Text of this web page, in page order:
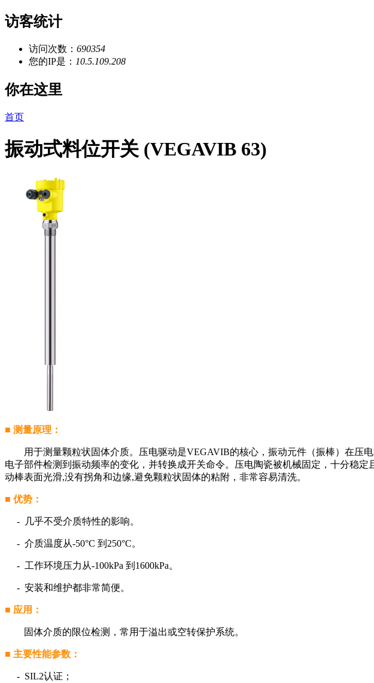
访客统计
访问次数： 690354
您的IP是： 10.5.109.208
你在这里
首页
振动式料位开关 (VEGAVIB 63)
■ 测量原理：
用于测量颗粒状固体介质。压电驱动是VEGAVIB的核心，振动元件（振棒）在压
电子部件检测到振动频率的变化，并转换成开关命令。压电陶瓷被机械固定，十分稳
动棒表面光滑,没有拐角和边缘,避免颗粒状固体的粘附，非常容易清洗。
■ 优势：
- 几乎不受介质特性的影响。
- 介质温度从-50°C 到250°C。
- 工作环境压力从-100kPa 到1600kPa。
- 安装和维护都非常简便。
■ 应用：
固体介质的限位检测，常用于溢出或空转保护系统。
■ 主要性能参数：
- SIL2认证；